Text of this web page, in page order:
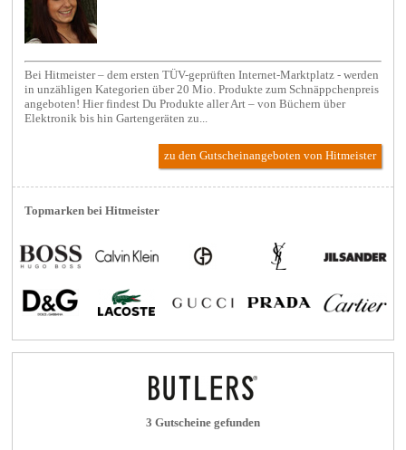
Bei Hitmeister – dem ersten TÜV-geprüften Internet-Marktplatz - werden
in unzähligen Kategorien über 20 Mio. Produkte zum Schnäppchenpreis
angeboten! Hier findest Du Produkte aller Art – von Büchern über
Elektronik bis hin Gartengeräten zu...
zu den Gutscheinangeboten von Hitmeister
Topmarken bei Hitmeister
3 Gutscheine gefunden